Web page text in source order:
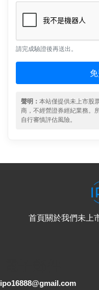
請完成驗證後再送出。
聲明： 本站僅提供未上市股
商，不經營證券經紀業務。
自行審慎評估風險。
首頁關於我們未上
ipo16888@gmail.com